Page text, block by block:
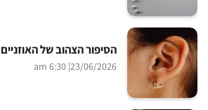
הסיפור הצהוב של האוזניים
23/06/2026
| 6:30 am